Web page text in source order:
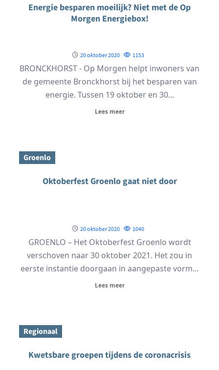
Energie besparen moeilijk? Niet met de Op
Morgen Energiebox!
20 oktober 2020 1153
BRONCKHORST - Op Morgen helpt inwoners van
de gemeente Bronckhorst bij het besparen van
energie. Tussen 19 oktober en 30...
Lees meer
Groenlo
Oktoberfest Groenlo gaat niet door
20 oktober 2020 1040
GROENLO – Het Oktoberfest Groenlo wordt
verschoven naar 30 oktober 2021. Het zou in
eerste instantie doorgaan in aangepaste vorm...
Lees meer
Regionaal
Kwetsbare groepen tijdens de coronacrisis